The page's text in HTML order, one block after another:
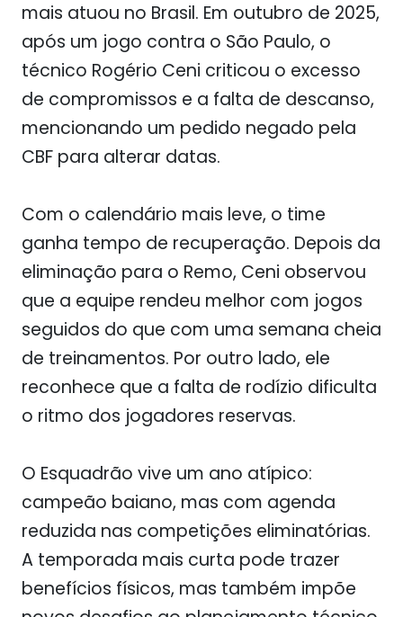
mais atuou no Brasil. Em outubro de 2025,
após um jogo contra o São Paulo, o
técnico Rogério Ceni criticou o excesso
de compromissos e a falta de descanso,
mencionando um pedido negado pela
CBF para alterar datas.
Com o calendário mais leve, o time
ganha tempo de recuperação. Depois da
eliminação para o Remo, Ceni observou
que a equipe rendeu melhor com jogos
seguidos do que com uma semana cheia
de treinamentos. Por outro lado, ele
reconhece que a falta de rodízio dificulta
o ritmo dos jogadores reservas.
O Esquadrão vive um ano atípico:
campeão baiano, mas com agenda
reduzida nas competições eliminatórias.
A temporada mais curta pode trazer
benefícios físicos, mas também impõe